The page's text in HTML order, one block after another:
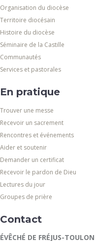
Organisation du diocèse
Territoire diocésain
Histoire du diocèse
Séminaire de la Castille
Communautés
Services et pastorales
En pratique
Trouver une messe
Recevoir un sacrement
Rencontres et événements
Aider et soutenir
Demander un certificat
Recevoir le pardon de Dieu
Lectures du jour
Groupes de prière
Contact
ÉVÊCHÉ DE FRÉJUS-TOULON